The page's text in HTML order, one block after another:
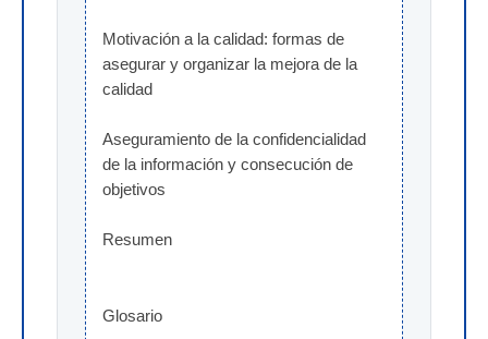
Motivación a la calidad: formas de
asegurar y organizar la mejora de la
calidad
Aseguramiento de la confidencialidad
de la información y consecución de
objetivos
Resumen
Glosario